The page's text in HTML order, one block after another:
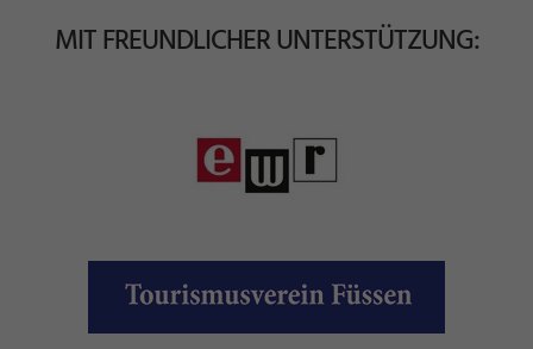
MIT FREUNDLICHER UNTERSTÜTZUNG: